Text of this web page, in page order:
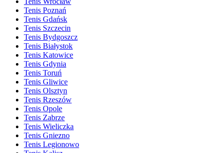
Tenis Poznań
Tenis Gdańsk
Tenis Szczecin
Tenis Bydgoszcz
Tenis Białystok
Tenis Katowice
Tenis Gdynia
Tenis Toruń
Tenis Gliwice
Tenis Olsztyn
Tenis Rzeszów
Tenis Opole
Tenis Zabrze
Tenis Wieliczka
Tenis Gniezno
Tenis Legionowo